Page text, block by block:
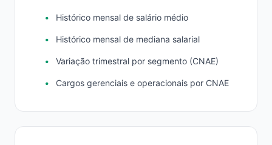
Histórico mensal de salário médio
Histórico mensal de mediana salarial
Variação trimestral por segmento (CNAE)
Cargos gerenciais e operacionais por CNAE